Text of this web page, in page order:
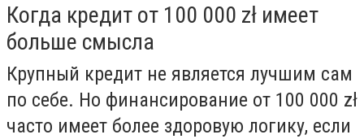
Когда кредит от 100 000 zł имеет
больше смысла
Крупный кредит не является лучшим сам
по себе. Но финансирование от 100 000 zł
часто имеет более здоровую логику, если